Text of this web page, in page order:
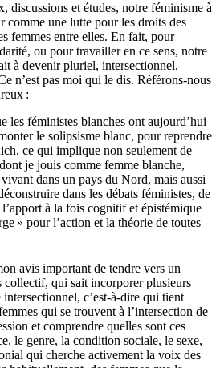
discussions et études, notre féminisme à
comme une lutte pour les droits des
femmes entre elles. En fait, pour
ou pour travailler en ce sens, notre
à devenir pluriel, intersectionnel,
n’est pas moi qui le dis. Référons-nous
:
les féministes blanches ont aujourd’hui
le solipsisme blanc, pour reprendre
ce qui implique non seulement de
je jouis comme femme blanche,
dans un pays du Nord, mais aussi
dans les débats féministes, de
à la fois cognitif et épistémique
» pour l’action et la théorie de toutes
avis important de tendre vers un
qui sait incorporer plusieurs
c’est-à-dire qui tient
qui se trouvent à l’intersection de
et comprendre quelles sont ces
le genre, la condition sociale, le sexe,
qui cherche activement la voix des